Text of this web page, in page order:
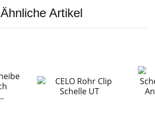
Ähnliche Artikel